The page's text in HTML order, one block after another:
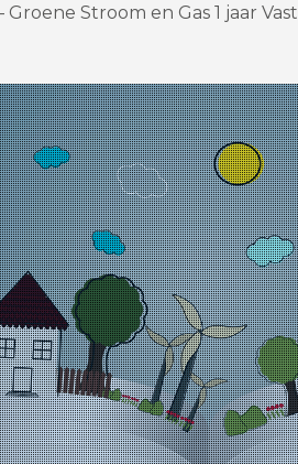
Groene Stroom en Gas 1 jaar Vast